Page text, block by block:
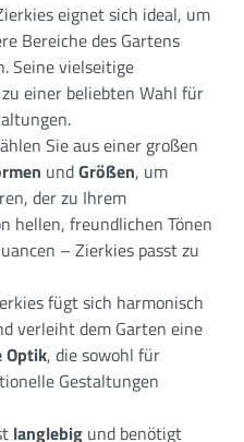
eignet sich ideal, um
Bereiche des Gartens
Seine vielseitige
einer beliebten Wahl für
Sie aus einer großen
undGrößen, um
der zu Ihrem
hellen, freundlichen Tönen
– Zierkies passt zu
fügt sich harmonisch
verleiht dem Garten eine
Optik, die sowohl für
Gestaltungen
langlebigund benötigt